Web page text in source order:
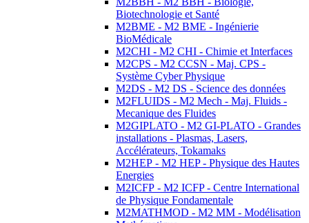
Biotechnologie et Santé
M2BME - M2 BME - Ingénierie
BioMédicale
M2CHI - M2 CHI - Chimie et Interfaces
M2CPS - M2 CCSN - Maj. CPS -
Système Cyber Physique
M2DS - M2 DS - Science des données
M2FLUIDS - M2 Mech - Maj. Fluids -
Mecanique des Fluides
M2GIPLATO - M2 GI-PLATO - Grandes
installations - Plasmas, Lasers,
Accélérateurs, Tokamaks
M2HEP - M2 HEP - Physique des Hautes
Energies
M2ICFP - M2 ICFP - Centre International
de Physique Fondamentale
M2MATHMOD - M2 MM - Modélisation